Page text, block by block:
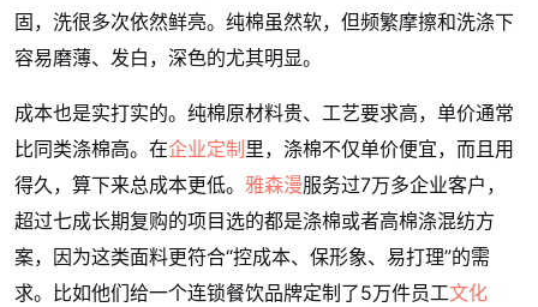
固，洗很多次依然鲜亮。纯棉虽然软，但频繁摩擦和洗涤下
容易磨薄、发白，深色的尤其明显。
成本也是实打实的。纯棉原材料贵、工艺要求高，单价通常
比同类涤棉高。在企业定制 里，涤棉不仅单价便宜，而且用
得久，算下来总成本更低。 雅森漫服务过7万多企业客户，
超过七成长期复购的项目选的都是涤棉或者高棉涤混纺方
案，因为这类面料更符合“控成本、保形象、易打理”的需
求。比如他们给一个连锁餐饮品牌定制了5万件员工文化